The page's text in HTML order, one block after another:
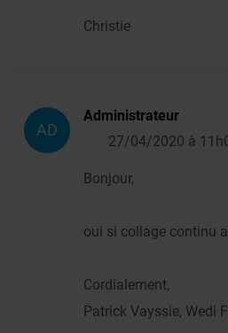
Christie
AD
Administrateur
27/04/2020 à
Bonjour,
oui si collage continu
Cordialement,
Patrick Vayssie, Wedi